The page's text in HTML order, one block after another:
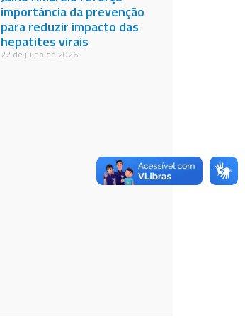
importância da prevenção
para reduzir impacto das
hepatites virais
22 de julho de 2026